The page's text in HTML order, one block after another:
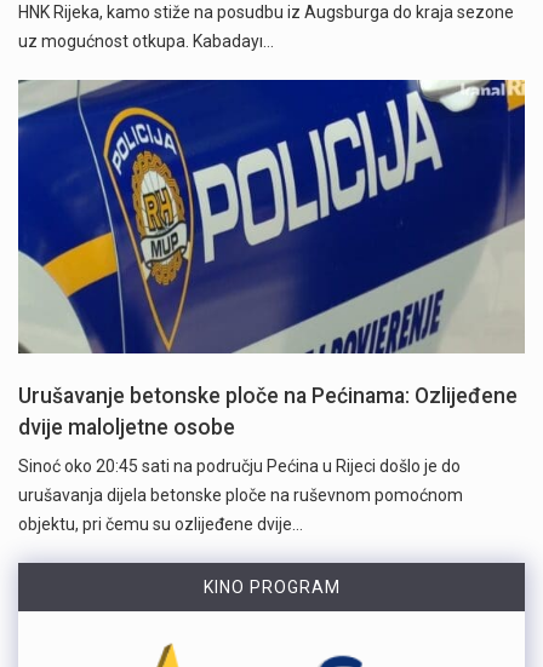
HNK Rijeka, kamo stiže na posudbu iz Augsburga do kraja sezone
uz mogućnost otkupa. Kabadayı…
Urušavanje betonske ploče na Pećinama: Ozlijeđene
dvije maloljetne osobe
Sinoć oko 20:45 sati na području Pećina u Rijeci došlo je do
urušavanja dijela betonske ploče na ruševnom pomoćnom
objektu, pri čemu su ozlijeđene dvije…
KINO PROGRAM